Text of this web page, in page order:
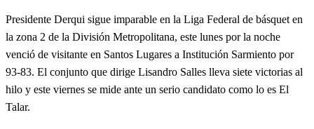
Presidente Derqui sigue imparable en la Liga Federal de básquet en
la zona 2 de la División Metropolitana, este lunes por la noche
venció de visitante en Santos Lugares a Institución Sarmiento por
93-83. El conjunto que dirige Lisandro Salles lleva siete victorias al
hilo y este viernes se mide ante un serio candidato como lo es El
Talar.